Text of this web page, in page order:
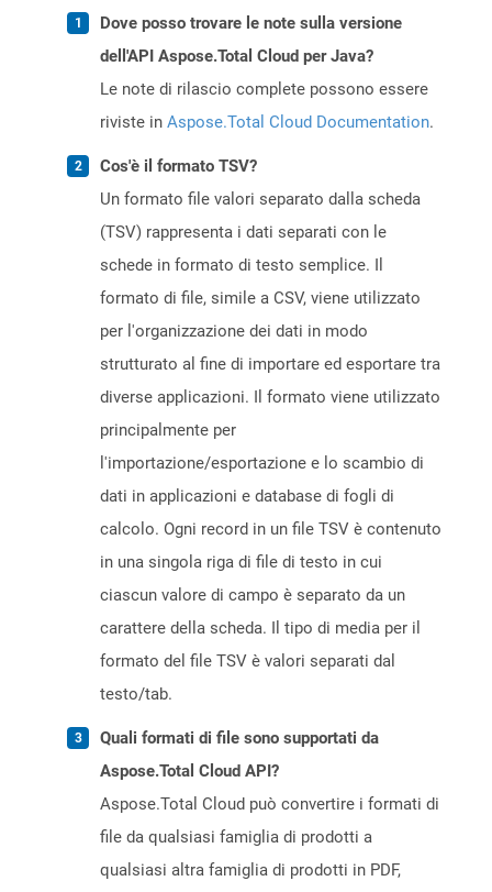
Dove posso trovare le note sulla versione
dell'API Aspose.Total Cloud per Java?
Le note di rilascio complete possono essere
riviste in Aspose.Total Cloud Documentation.
Cos'è il formato TSV?
Un formato file valori separato dalla scheda
(TSV) rappresenta i dati separati con le
schede in formato di testo semplice. Il
formato di file, simile a CSV, viene utilizzato
per l'organizzazione dei dati in modo
strutturato al fine di importare ed esportare tra
diverse applicazioni. Il formato viene utilizzato
principalmente per
l'importazione/esportazione e lo scambio di
dati in applicazioni e database di fogli di
calcolo. Ogni record in un file TSV è contenuto
in una singola riga di file di testo in cui
ciascun valore di campo è separato da un
carattere della scheda. Il tipo di media per il
formato del file TSV è valori separati dal
testo/tab.
Quali formati di file sono supportati da
Aspose.Total Cloud API?
Aspose.Total Cloud può convertire i formati di
file da qualsiasi famiglia di prodotti a
qualsiasi altra famiglia di prodotti in PDF,